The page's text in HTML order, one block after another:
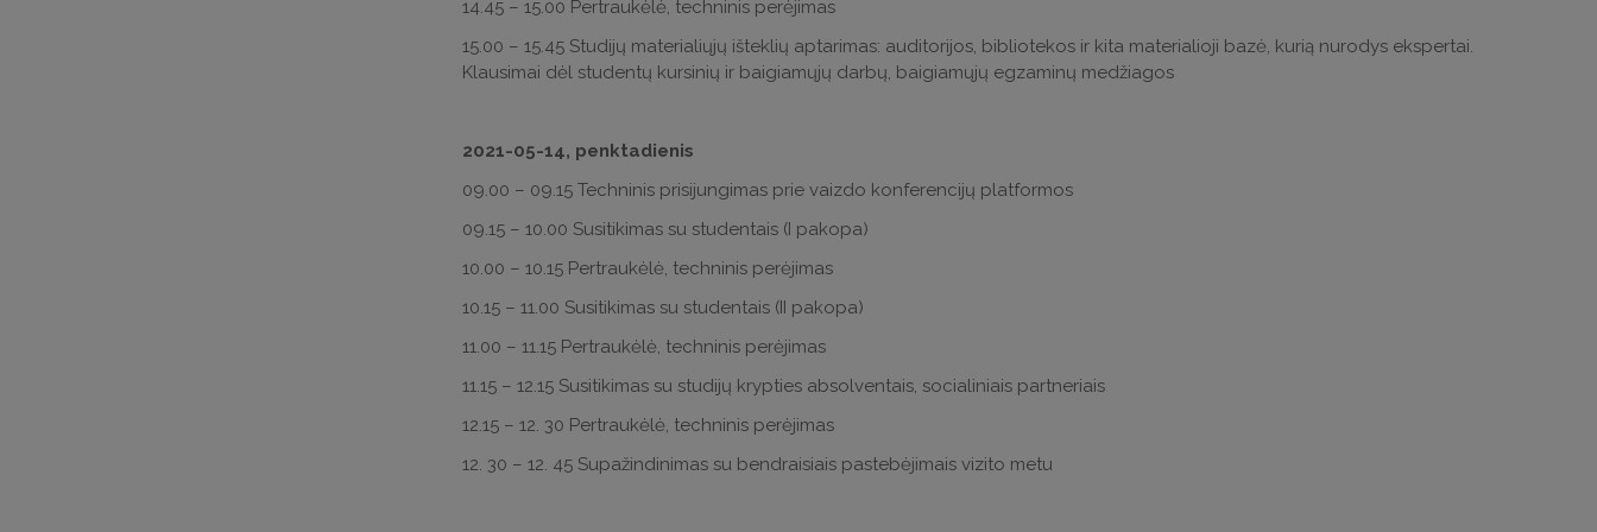
14.45 – 15.00 Pertraukėlė, techninis perėjimas
15.00 – 15.45 Studijų materialiųjų išteklių aptarimas: auditorijos, bibliotekos ir kita materialioji bazė, kurią nurodys ekspertai.
Klausimai dėl studentų kursinių ir baigiamųjų darbų, baigiamųjų egzaminų medžiagos
2021-05-14, penktadienis
09.00 – 09.15 Techninis prisijungimas prie vaizdo konferencijų platformos
09.15 – 10.00 Susitikimas su studentais (I pakopa)
10.00 – 10.15 Pertraukėlė, techninis perėjimas
10.15 – 11.00 Susitikimas su studentais (II pakopa)
11.00 – 11.15 Pertraukėlė, techninis perėjimas
11.15 – 12.15 Susitikimas su studijų krypties absolventais, socialiniais partneriais
12.15 – 12. 30 Pertraukėlė, techninis perėjimas
12. 30 – 12. 45 Supažindinimas su bendraisiais pastebėjimais vizito metu